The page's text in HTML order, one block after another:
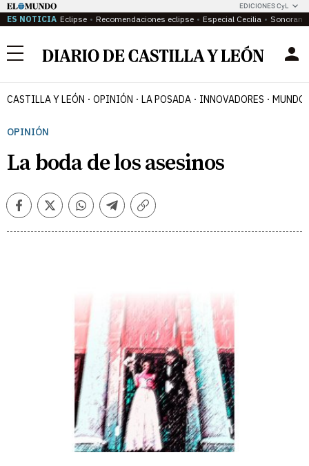
EDICIONES CyL
ES NOTICIA Eclipse Recomendaciones eclipse Especial Cecilia
Menú
CASTILLA Y LEÓN OPINIÓN LA POSADA INNOVADORES MUNDO
OPINIÓN
La boda de los asesinos
FacebookTwitterWhatsappTelegramCopiar